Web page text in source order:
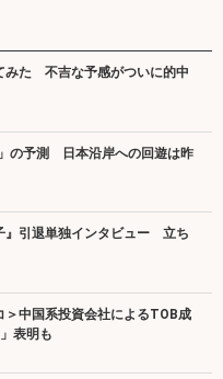
みた 不吉な予感がついに的中
の予測 日本沿岸への回遊は昨
』引退単独インタビュー 立ち
＞中国系投資会社によるTOB成
表明も